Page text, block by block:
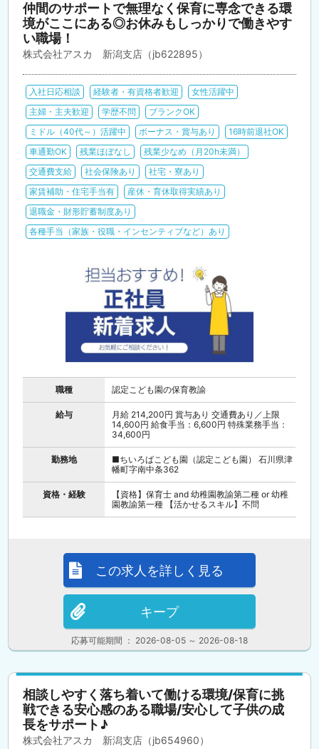
仲間のサポートで無理なく保育に専念できる環
境がここにある◎お休みもしっかりで働きやす
い職場！
株式会社アスカ 新潟支店（jb622895）
入社日応相談 経験者・有資格者歓迎
女性活躍中
主婦・主夫歓迎
学歴不問
ブランクOK
ミドル（40代～）活躍中
ボーナス・賞与あり
16時前退社OK
車通勤OK
残業ほぼなし
残業少なめ（月20h未満）
交通費支給
社会保険あり
社宅・寮あり
家賃補助・住宅手当有
産休・育休取得実績あり
退職金・財形貯蓄制度あり
各種手当（家族・役職・インセンティブなど）あり
職種 認定こども園の保育教諭
給与
月給 214,200円 賞与あり 交通費あり／上限
14,600円 給食手当：6,600円 特殊業務手当：
34,600円
勤務地
■ちいろばこども園（認定こども園） 石川県津
幡町字南中条362
資格・経験
【資格】保育士 and 幼稚園教諭第二種 or 幼稚
園教諭第一種 【活かせるスキル】不問
応募可能期間 ： 2026-08-05 ～ 2026-08-18
この求人を詳しく見る
キープ
相談しやすく落ち着いて働ける環境/保育に挑
戦できる安心感のある職場/安心して子供の成
長をサポート♪
株式会社アスカ 新潟支店（jb654960）